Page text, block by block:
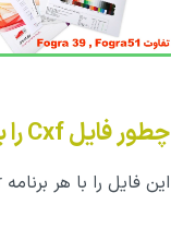
چطور فایل Cxf را باز کنیم ؟
این فایل را با هر برنامه Text Editor مثل برنامه notepad و یا برنامه‌های XML Editor ‌می توانید باز کنید.